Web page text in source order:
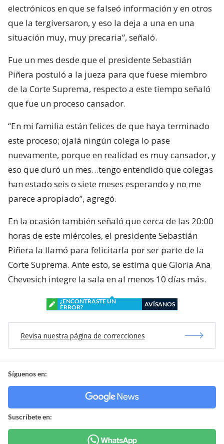
electrónicos en que se falseó información y en otros
que la tergiversaron, y eso la deja a una en una
situación muy, muy precaria”, señaló.
Fue un mes desde que el presidente Sebastián
Piñera postuló a la jueza para que fuese miembro
de la Corte Suprema, respecto a este tiempo señaló
que fue un proceso cansador.
“En mi familia están felices de que haya terminado
este proceso; ojalá ningún colega lo pase
nuevamente, porque en realidad es muy cansador, y
eso que duró un mes…tengo entendido que colegas
han estado seis o siete meses esperando y no me
parece apropiado”, agregó.
En la ocasión también señaló que cerca de las 20:00
horas de este miércoles, el presidente Sebastián
Piñera la llamó para felicitarla por ser parte de la
Corte Suprema. Ante esto, se estima que Gloria Ana
Chevesich integre la sala en al menos 10 días más.
¿ENCONTRASTE UN
ERROR?
AVÍSANOS
Revisa nuestra página de correcciones
Síguenos en:
Suscríbete en: